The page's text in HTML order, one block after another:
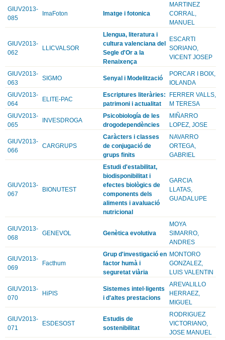
GIUV2013-
085
ImaFoton Imatge i fotonica
MARTINEZ
CORRAL,
MANUEL
GIUV2013-
062
LLICVALSOR
Llengua, literatura i
cultura valenciana del
Segle d'Or a la
Renaixença
ESCARTI
SORIANO,
VICENT JOSEP
GIUV2013-
063
SIGMO Senyal i Modelització
PORCAR I BOIX,
IOLANDA
GIUV2013-
064
ELITE-PAC
Escriptures literàries:
patrimoni i actualitat
FERRER VALLS,
M TERESA
GIUV2013-
065
INVESDROGA
Psicobiología de les
drogodependències
MIÑARRO
LOPEZ, JOSE
GIUV2013-
066
CARGRUPS
Caràcters i classes
de conjugació de
grups finits
NAVARRO
ORTEGA,
GABRIEL
GIUV2013-
067
BIONUTEST
Estudi d'estabilitat,
biodisponibilitat i
efectes biològics de
components dels
aliments i avaluació
nutricional
GARCIA
LLATAS,
GUADALUPE
GIUV2013-
068
GENEVOL Genètica evolutiva
MOYA
SIMARRO,
ANDRES
GIUV2013-
069
Facthum
Grup d'investigació en
factor humà i
seguretat viària
MONTORO
GONZALEZ,
LUIS VALENTIN
GIUV2013-
070
HiPIS
Sistemes intel·ligents
i d'altes prestacions
AREVALILLO
HERRAEZ,
MIGUEL
GIUV2013-
071
ESDESOST
Estudis de
sostenibilitat
RODRIGUEZ
VICTORIANO,
JOSE MANUEL